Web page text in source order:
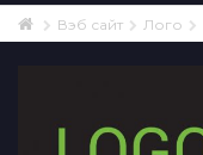
Вэб сайт Лого